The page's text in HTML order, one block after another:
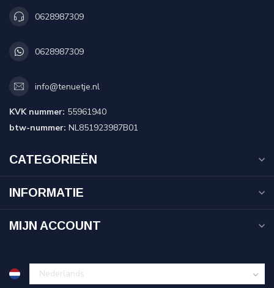
0628987309
0628987309
info@tenuetje.nl
KVK nummer: 55961940
btw-nummer: NL851923987B01
CATEGORIEËN
INFORMATIE
MIJN ACCOUNT